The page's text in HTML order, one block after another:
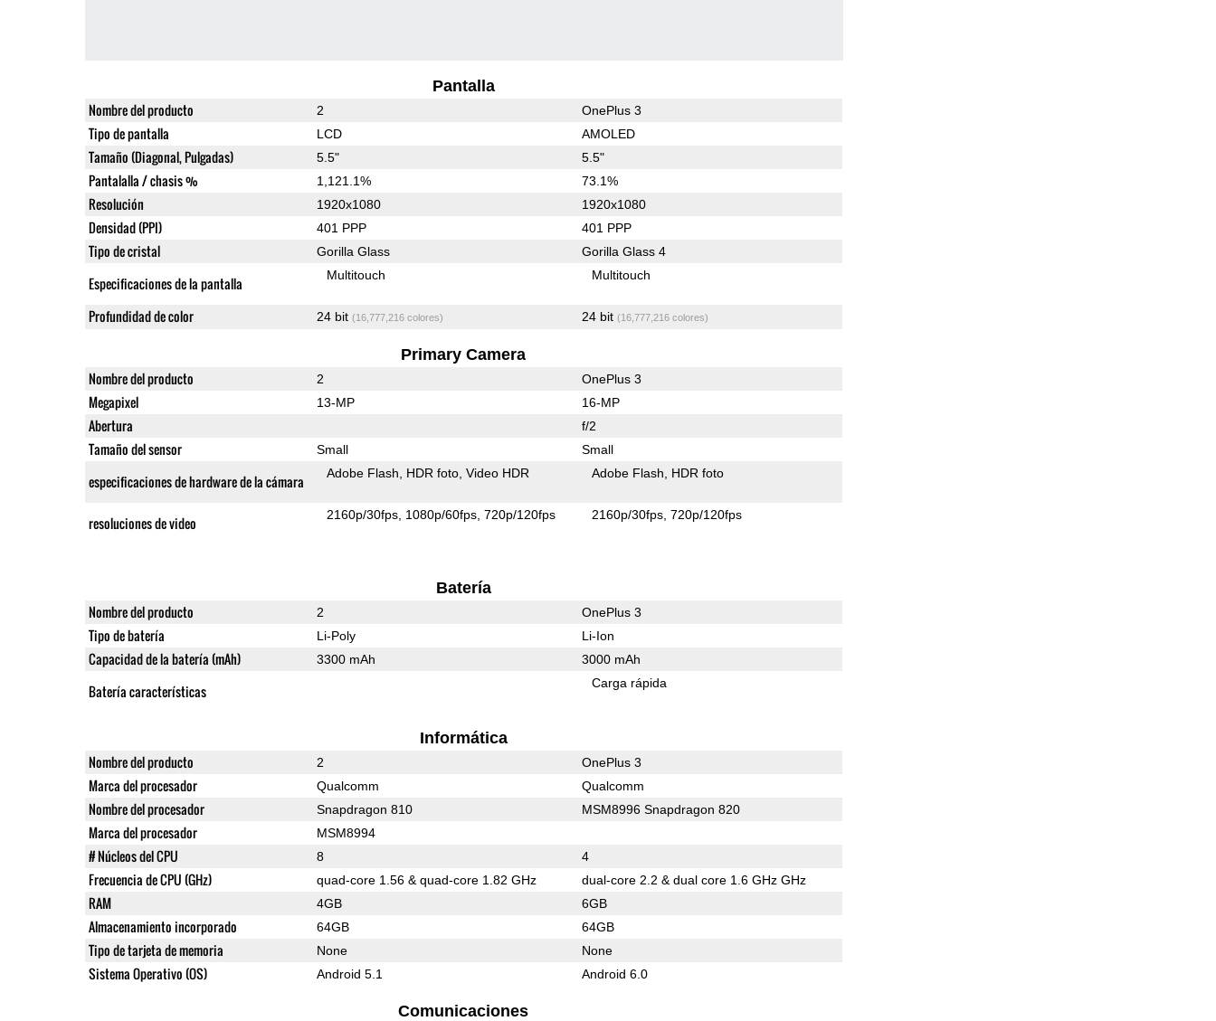
Pantalla
Nombre del producto 2 OnePlus 3
Tipo de pantalla LCD AMOLED
Tamaño (Diagonal, Pulgadas) 5.5" 5.5"
Pantalalla / chasis % 1,121.1% 73.1%
Resolución 1920x1080 1920x1080
Densidad (PPI) 401 PPP 401 PPP
Tipo de cristal Gorilla Glass Gorilla Glass 4
Especificaciones de la pantalla Multitouch Multitouch
Profundidad de color 24 bit (16,777,216 colores) 24 bit (16,777,216 colores)
Primary Camera
Nombre del producto 2 OnePlus 3
Megapixel 13-MP 16-MP
Abertura f/2
Tamaño del sensor Small Small
especificaciones de hardware de la cámara Adobe Flash HDR foto Video HDR Adobe Flash HDR foto
resoluciones de video 2160p/30fps 1080p/60fps 720p/120fps 2160p/30fps 720p/120fps
Batería
Nombre del producto 2 OnePlus 3
Tipo de batería Li-Poly Li-Ion
Capacidad de la batería (mAh) 3300 mAh 3000 mAh
Batería características Carga rápida
Informática
Nombre del producto 2 OnePlus 3
Marca del procesador Qualcomm Qualcomm
Nombre del procesador Snapdragon 810 MSM8996 Snapdragon 820
Marca del procesador MSM8994
# Núcleos del CPU 8 4
Frecuencia de CPU (GHz) quad-core 1.56 & quad-core 1.82 GHz dual-core 2.2 & dual core 1.6 GHz GHz
RAM 4GB 6GB
Almacenamiento incorporado 64GB 64GB
Tipo de tarjeta de memoria None None
Sistema Operativo (OS) Android 5.1 Android 6.0
Comunicaciones